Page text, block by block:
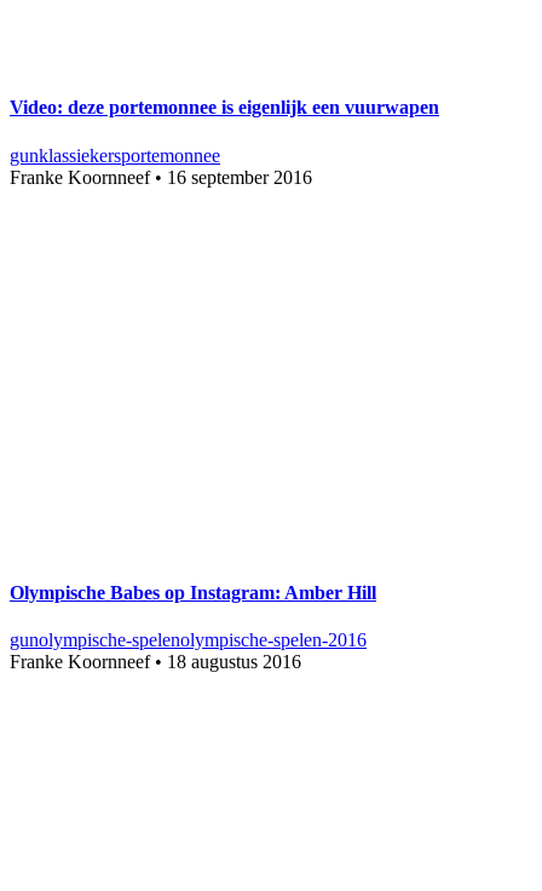
Video: deze portemonnee is eigenlijk een vuurwapen
gunklassiekersportemonnee
Franke Koornneef• 16 september 2016
Olympische Babes op Instagram: Amber Hill
gunolympische-spelenolympische-spelen-2016
Franke Koornneef• 18 augustus 2016